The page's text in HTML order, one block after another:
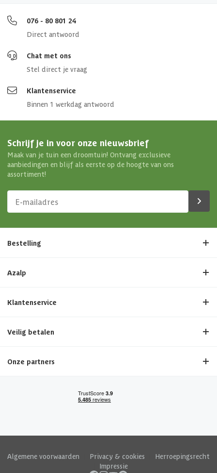
076 - 80 801 24
Direct antwoord
Chat met ons
Stel direct je vraag
Klantenservice
Binnen 1 werkdag antwoord
Schrijf je in voor onze nieuwsbrief
Maak van je tuin een droomtuin! Ontvang exclusieve
aanbiedingen en blijf als eerste op de hoogte van ons
assortiment!
Bestelling
Azalp
Klantenservice
Veilig betalen
Onze partners
Algemene voorwaarden Privacy & cookies
Herroepingsrecht
Impressie